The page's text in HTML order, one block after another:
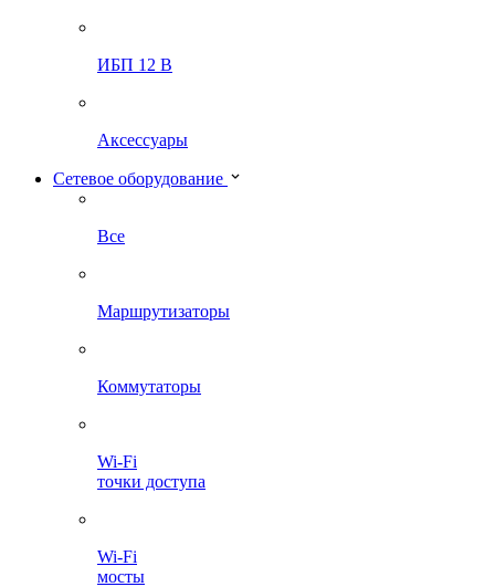
ИБП 12 В
Аксессуары
Сетевое оборудование
Все
Маршрутизаторы
Коммутаторы
Wi-Fi
точки доступа
Wi-Fi
мосты